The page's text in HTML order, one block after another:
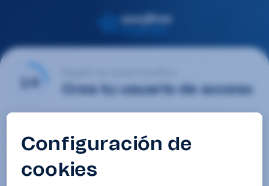
1/4 Crea tu usuario de acceso
Contraseña